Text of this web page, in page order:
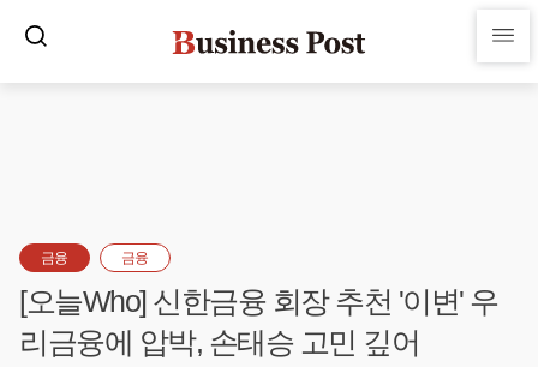
금융 금융
[오늘Who] 신한금융 회장 추천 '이변' 우
리금융에 압박, 손태승 고민 깊어